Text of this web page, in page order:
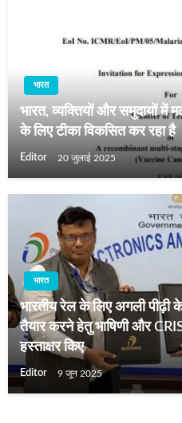
भारत
भारत, व्‍यक्तियों और समुदायों में
के लिए टीका विकसित कर रहा है
Editor 20 जुलाई 2025
भारत
भारतीय रेल के लिए अगली पीढ़ी
तैयार करने हेतु भाषिणी और
हस्ताक्षर किए
Editor 9 जून 2025